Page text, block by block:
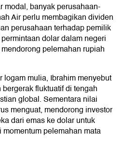
modal, banyak perusahaan-
Air perlu membagikan dividen
perusahaan terhadap pemilik
dolar dalam negeri
pelemahan rupiah
logam mulia, Ibrahim menyebut
fluktuatif di tengah
global. Sementara nilai
menguat, mendorong investor
dari emas ke dolar untuk
pelemahan mata